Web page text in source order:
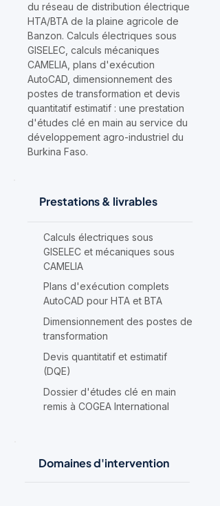
du réseau de distribution électrique
HTA/BTA de la plaine agricole de
Banzon. Calculs électriques sous
GISELEC, calculs mécaniques
CAMELIA, plans d'exécution
AutoCAD, dimensionnement des
postes de transformation et devis
quantitatif estimatif : une prestation
d'études clé en main au service du
développement agro-industriel du
Burkina Faso.
Prestations & livrables
Calculs électriques sous
GISELEC et mécaniques sous
CAMELIA
Plans d'exécution complets
AutoCAD pour HTA et BTA
Dimensionnement des postes de
transformation
Devis quantitatif et estimatif
(DQE)
Dossier d'études clé en main
remis à COGEA International
Domaines d'intervention